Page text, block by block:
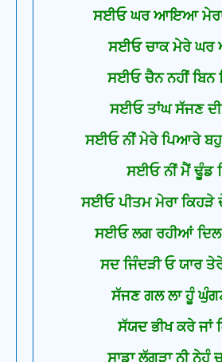
ਸਈਓ ਘਰ ਆਇਆ ਮੇਰਾ
ਸਈਓ ਚਾਕ ਮੇਰੇ
ਸਈਓ ਚੈਨ ਨਹੀਂ ਬਿਨ
ਸਈਓ ਤਾਂਘ ਸੱਜਣ ਦੀ
ਸਈਓ ਨੀਂ ਮੇਰੇ ਪਿਆਰੇ
ਸਈਓ ਨੀਂ ਮੈਂ ਢੂੰਡ
ਸਈਓ ਪੀਤਮ ਮੇਰਾ ਕਿਹੜੇ
ਸਈਓ ਲਗ ਰਹੀਆਂ ਦਿਲ
ਸਦ ਜਿੰਦੜੀ ਓ ਯਾਰ
ਸੱਜਣ ਗਲ ਲਾ ਹੂੰ
ਸੱਯਦ ਭੀਖ ਕਰੇ ਜਾਂ
ਸਾਡਾ ਲੱਗੜਾ ਨੀ ਨੇਹੁੰ